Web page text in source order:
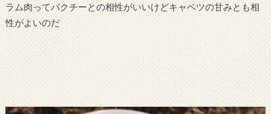
ラム肉ってパクチーとの相性がいいけどキャベツの甘みとも相
性がよいのだ